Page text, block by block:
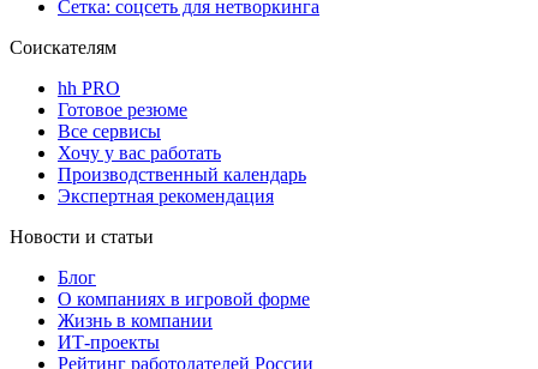
Сетка: соцсеть для нетворкинга
Соискателям
hh PRO
Готовое резюме
Все сервисы
Хочу у вас работать
Производственный календарь
Экспертная рекомендация
Новости и статьи
Блог
О компаниях в игровой форме
Жизнь в компании
ИТ-проекты
Рейтинг работодателей России